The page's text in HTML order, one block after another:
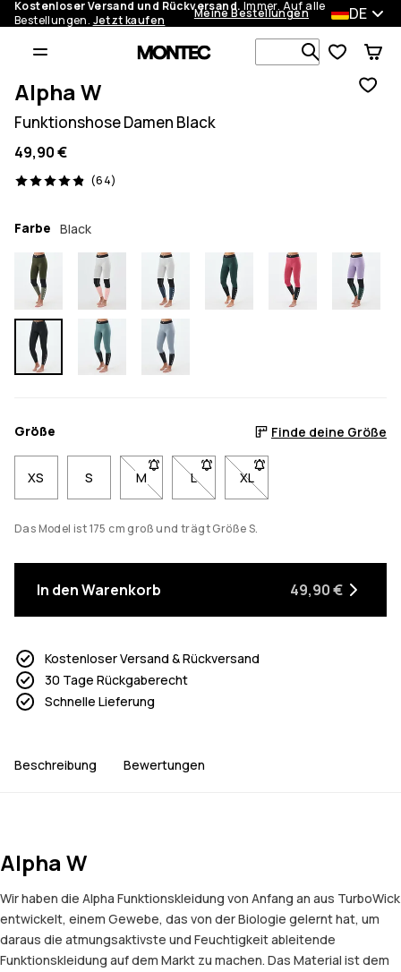
Kostenloser Versand und Rückversand. Immer. Auf alle
Bestellungen. Jetzt kaufen Meine Bestellungen DE
Alpha W
Funktionshose Damen Black
49,90 €
(64)
64 Reviews, 4.9/5
Farbe Black
Größe Finde deine Größe
XS S M- Größe M nicht verfügbar. Klicke, um
L- Größe L nicht verfügbar. Klicke,
XL- Größe XL nicht
Das Model ist 175 cm groß und trägt Größe S.
In den Warenkorb 49,90 €
Kostenloser Versand & Rückversand
30 Tage Rückgaberecht
Schnelle Lieferung
Beschreibung Bewertungen
Alpha W
Wir haben die Alpha Funktionskleidung von Anfang an aus TurboWick
entwickelt, einem Gewebe, das von der Biologie gelernt hat, um
daraus die atmungsaktivste und Feuchtigkeit ableitende
Funktionskleidung auf dem Markt zu machen. Das Material ist dem